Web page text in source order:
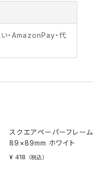
い・AmazonPay・代
スクエアペーパーフレーム
89×89mm ホワイト
¥ 418 （税込）